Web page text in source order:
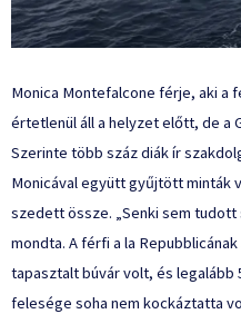
Monica Montefalcone férje, aki a
értetlenül áll a helyzet előtt, de a
Szerinte több száz diák ír
Monicával együtt gyűjtött minták
szedett össze. „Senki sem
mondta. A férfi a la Repubblicának
tapasztalt búvár volt, és
felesége soha nem kockáztatta